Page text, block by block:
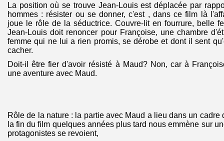
La position où se trouve Jean-Louis est déplacée par
hommes : résister ou se donner, c'est , dans ce film là
joue le rôle de la séductrice. Couvre-lit en fourrure, belle
Jean-Louis doit renoncer pour Françoise, une chambre
femme qui ne lui a rien promis, se dérobe et dont il sent
cacher.
Doit-il être fier d'avoir résisté à Maud? Non, car à
une aventure avec Maud.
Rôle de la nature : la partie avec Maud a lieu dans un cadre
la fin du film quelques années plus tard nous emmène sur
protagonistes se revoient,